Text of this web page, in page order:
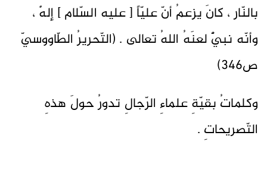
بالنّار ، كانَ يزعمُ أنّ عليّاً [ عليه السّلام ] إلهٌ ،
وأنّه نبيٌّ لعنَهُ اللهُ تعالى . (التّحريرُ الطّاووسيّ
ص346)
وكلماتُ بقيّةِ علماءِ الرّجالِ تدورُ حولَ هذهِ
التّصريحاتِ .